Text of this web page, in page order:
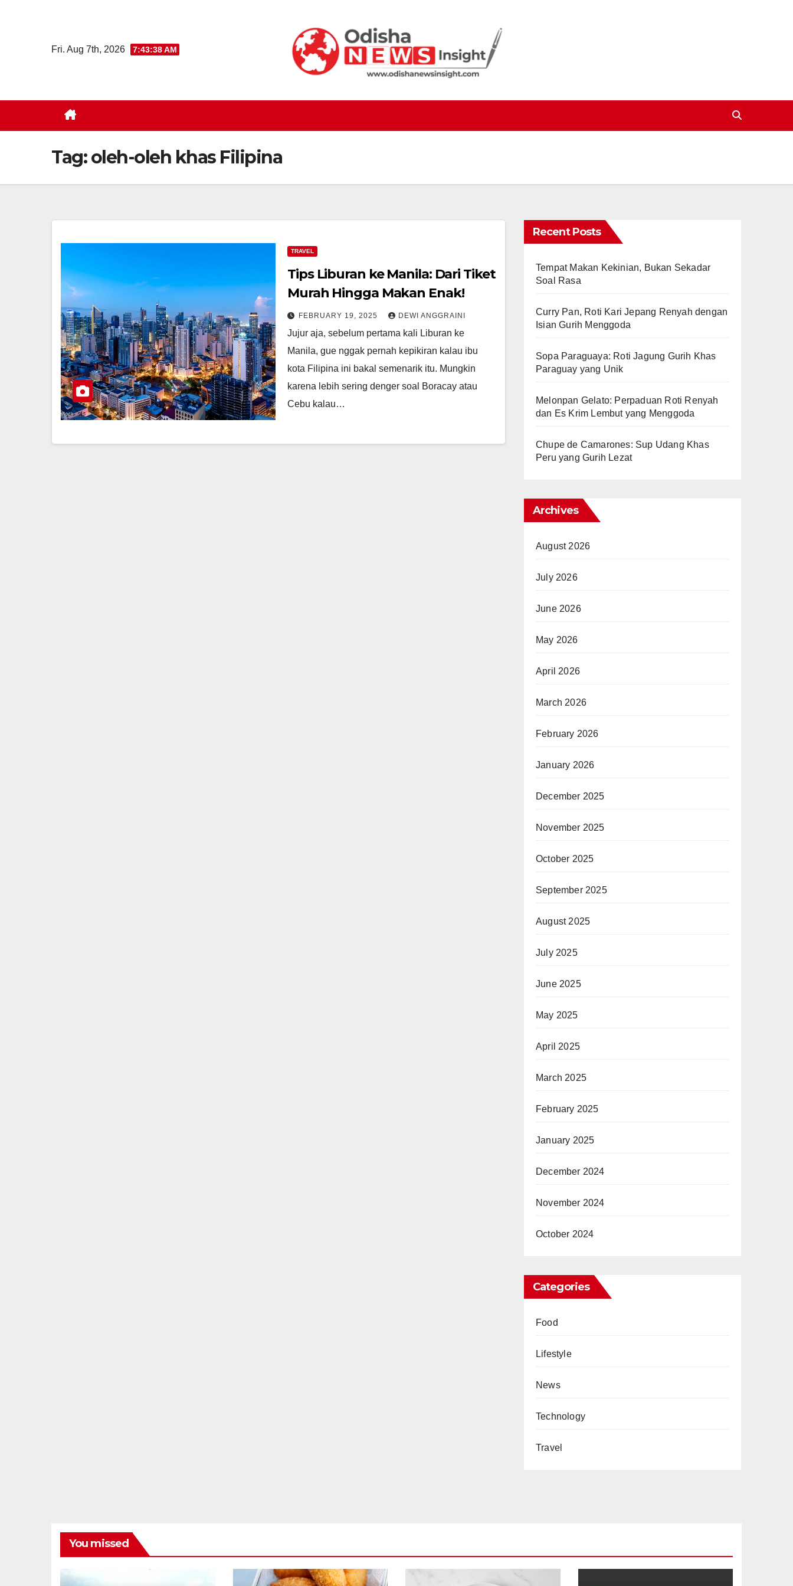
Fri. Aug 7th, 2026 7:43:39 AM
Tag:oleh-oleh khas Filipina
TRAVEL
Tips Liburan ke Manila: Dari Tiket
Murah Hingga Makan Enak!
FEBRUARY 19, 2025 DEWI ANGGRAINI
Jujur aja, sebelum pertama kali Liburan ke
Manila, gue nggak pernah kepikiran kalau ibu
kota Filipina ini bakal semenarik itu. Mungkin
karena lebih sering denger soal Boracay atau
Cebu kalau…
Recent Posts
Tempat Makan Kekinian, Bukan Sekadar
Soal Rasa
Curry Pan, Roti Kari Jepang Renyah dengan
Isian Gurih Menggoda
Sopa Paraguaya: Roti Jagung Gurih Khas
Paraguay yang Unik
Melonpan Gelato: Perpaduan Roti Renyah
dan Es Krim Lembut yang Menggoda
Chupe de Camarones: Sup Udang Khas
Peru yang Gurih Lezat
Archives
August 2026
July 2026
June 2026
May 2026
April 2026
March 2026
February 2026
January 2026
December 2025
November 2025
October 2025
September 2025
August 2025
July 2025
June 2025
May 2025
April 2025
March 2025
February 2025
January 2025
December 2024
November 2024
October 2024
Categories
Food
Lifestyle
News
Technology
Travel
You missed